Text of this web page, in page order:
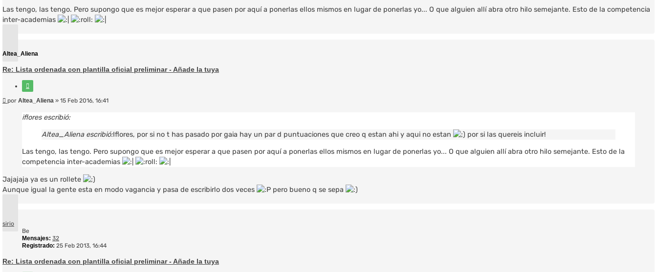
Las tengo, las tengo. Pero supongo que es mejor esperar a que pasen por aquí a ponerlas ellos mismos en lugar de ponerlas yo... O que alguien allí abra otro hilo semejante. Esto de la competencia
inter-academias
Altea_Aliena
Re: Lista ordenada con plantilla oficial preliminar - Añade la tuya
Mensaje
por Altea_Aliena » 15 Feb 2016, 16:41
iflores escribió:
Altea_Aliena escribió:Iflores, por si no t has pasado por gaia hay un par d puntuaciones que creo q estan ahi y aqui no estan por si las quereis incluir!
Las tengo, las tengo. Pero supongo que es mejor esperar a que pasen por aquí a ponerlas ellos mismos en lugar de ponerlas yo... O que alguien allí abra otro hilo semejante. Esto de la
competencia inter-academias
Jajajaja ya es un rollete
Aunque igual la gente esta en modo vagancia y pasa de escribirlo dos veces
pero bueno q se sepa
sirio
Be
Mensajes: 32
Registrado: 25 Feb 2013, 16:44
Re: Lista ordenada con plantilla oficial preliminar - Añade la tuya